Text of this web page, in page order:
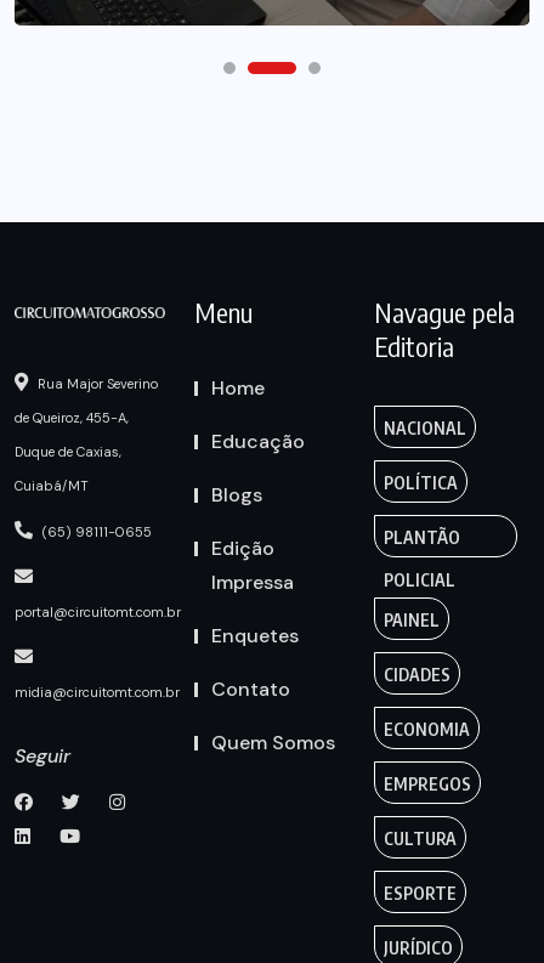
Rua Major Severino
de Queiroz, 455-A,
Duque de Caxias,
Cuiabá/MT
(65) 98111-0655
portal@circuitomt.com.br
midia@circuitomt.com.br
Seguir
Menu
Home
Educação
Blogs
Edição
Impressa
Enquetes
Contato
Quem Somos
Navague pela
Editoria
NACIONAL
POLÍTICA
PLANTÃO
POLICIAL
PAINEL
CIDADES
ECONOMIA
EMPREGOS
CULTURA
ESPORTE
JURÍDICO